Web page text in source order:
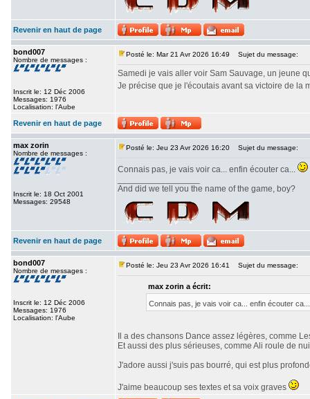
Revenir en haut de page
bond007
Nombre de messages :
Inscrit le: 12 Déc 2006
Messages: 1976
Localisation: l'Aube
Posté le: Mar 21 Avr 2026 16:49 Sujet du message:
Samedi je vais aller voir Sam Sauvage, un jeune
Je précise que je l'écoutais avant sa victoire de la
Revenir en haut de page
max zorin
Nombre de messages :
Inscrit le: 18 Oct 2001
Messages: 29548
Posté le: Jeu 23 Avr 2026 16:20 Sujet du message:
Connais pas, je vais voir ca... enfin écouter ca...
And did we tell you the name of the game, boy?
Revenir en haut de page
bond007
Nombre de messages :
Inscrit le: 12 Déc 2006
Messages: 1976
Localisation: l'Aube
Posté le: Jeu 23 Avr 2026 16:41 Sujet du message:
max zorin a écrit:
Connais pas, je vais voir ca... enfin écouter
Il a des chansons Dance assez légères, comme
Et aussi des plus sérieuses, comme Ali roule de
J'adore aussi j'suis pas bourré, qui est plus
J'aime beaucoup ses textes et sa voix graves